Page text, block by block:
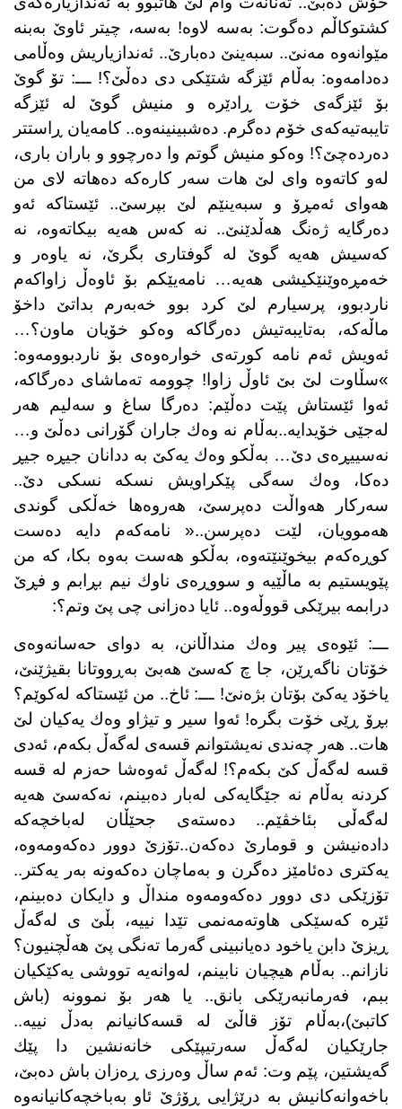
كشتوكاڵم دەگوت: بەسە لاوە! بەسە، چیتر ئاوێ بەبنە
مێوانەوە مەنێ.. سبەینێ دەبارێ.. ئەندازیاریش وەڵامی
دەدامەوە: بەڵام ئێزگە شتێكی دی دەڵێ؟! ـــ: تۆ گوێ
بۆ ئێزگەی خۆت ڕادێرە و منیش گوێ لە ئێزگە
تایبەتیەكەی خۆم دەگرم. دەشبینینەوە.. كامەیان ڕاستتر
دەردەچێ؟! وەكو منیش گوتم وا دەرچوو و باران باری،
لەو كاتەوە وای لێ هات سەر كارەكە دەهاتە لای من
هەوای ئەمڕۆ و سبەینێم لێ بپرسێ.. ئێستاكە ئەو
دەرگایە ژەنگ هەڵدێنێ.. نە كەس هەیە بیكاتەوە، نە
كەسیش هەیە گوێ له‌ گوفتاری بگرێ، نە یاوەر و
خەمڕەوێنێكیشی هەیە… نامەیێكم بۆ ئاوەڵ زاواكەم
ناردبوو، پرسیارم لێ كرد بوو خەبەرم بداتێ داخۆ
ماڵەكە، بەتایبەتیش دەرگاكە وەكو خۆیان ماون؟…
ئەویش ئەم نامە كورتەی خوارەوەی بۆ ناردبوومەوە:
»سڵاوت لێ بێ ئاوڵ زاوا! چوومە تەماشای دەرگاكە،
ئەوا ئێستاش پێت دەڵێم: دەرگا ساغ و سەلیم هەر
لەجێی خۆیدایە..بەڵام نە وەك جاران گۆرانی دەڵێ و…
نەسییڕەی دێ… بەڵكو وەك یەكێ بە ددانان جیڕە جیڕ
دەكا، وەك سەگی پێكراویش نسكە نسكی دێ..
سەركار هەواڵت دەپرسێ، هەروەها خەڵكی گوندی
هەموویان، لێت دەپرسن..« نامەكەم دایە دەست
كوڕەكەم بیخوێنێتەوە، بەڵكو هەست بەوە بكا، كە من
پێویستیم بە ماڵێیە و سووڕەی ناوك نیم بڕابم و فڕێ
درابمە بیرێكی قووڵەوە.. ئایا دەزانی چی پێ وتم؟:
ـــ: ئێوەی پیر وەك منداڵانن، بە دوای حەسانەوەی
خۆتان ناگەڕێن، جا چ كەسێ هەبێ بەڕووتانا بقیژێنێ،
یاخۆد یەكێ بۆتان بژەنێ! ـــ: ئاخ.. من ئێستاكە لەكوێم؟
بڕۆ ڕێی خۆت بگرە! ئەوا سیر و تیژاو وەك یەكیان لێ
هات.. هەر چەندی نەیشتوانم قسەی لەگەڵ بكەم، ئەدی
قسە لەگەڵ كێ بكەم؟! لەگەڵ ئەوەشا حەزم لە قسە
كردنە بەڵام نە جێگایەكی لەبار دەبینم، نەكەسێ هەیە
لەگەڵی بئاخڤێم.. دەستەی جحێڵان لەباخچەكە
دادەنیشن و قومارێ دەكەن..تۆزێ دوور دەكەومەوە،
یەكتری دەئامێز دەگرن و بەماچان دەكەونە بەر یەكتر..
تۆزێكی دی دوور دەكەومەوە منداڵ و دایكان دەبینم،
ئێرە كەسێكی هاوتەمەنمی تێدا نییە، بڵێ ی لەگەڵ
ڕیزێ دابن یاخود دەیانبینی گەرما تەنگی پێ هەڵچنیون؟
نازانم.. بەڵام هیچیان نابینم، لەوانەیە تووشی یەكێكیان
ببم، فەرمانبەرێكی بانق.. یا هەر بۆ نموونە (باش
كاتبێ)،بەڵام تۆز قاڵێ لە قسەكانیانم بەدڵ نییە..
جارێكیان لەگەڵ سەرتیپێكی خانەنشین دا پێك
گەیشتین، پێم وت: ئەم ساڵ وەرزی ڕەزان باش دەبێ،
باخەوانەكانیش بە درێژایی ڕۆژێ ئاو بەباخچەكانیانەوە